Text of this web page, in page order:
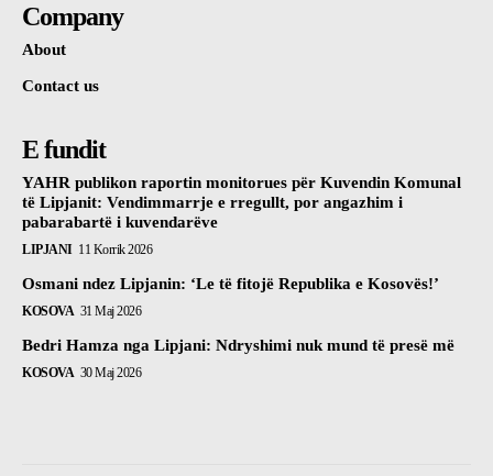
Company
About
Contact us
E fundit
YAHR publikon raportin monitorues për Kuvendin Komunal
të Lipjanit: Vendimmarrje e rregullt, por angazhim i
pabarabartë i kuvendarëve
LIPJANI 11 Korrik 2026
Osmani ndez Lipjanin: ‘Le të fitojë Republika e Kosovës!’
KOSOVA 31 Maj 2026
Bedri Hamza nga Lipjani: Ndryshimi nuk mund të presë më
KOSOVA 30 Maj 2026